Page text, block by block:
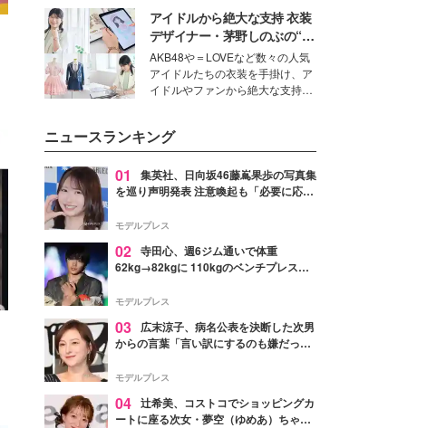
ニオン好き”という共通点を持つモ
デルの宮城舞と島村雄大の特別対
談をお届け！それぞれの視点か
ら、今作ならではの魅力や予想外
の感動をもたらす奥深いストーリ
ーについて熱く語り合ってもらっ
アイドルから絶大な支持 衣装
デザイナー・茅野しのぶの“可
愛い”を作る美学＜「シチズン
クロスシー」インタビュー＞
AKB48や＝LOVEなど数々の人気
アイドルたちの衣装を手掛け、ア
イドルやファンから絶大な支持を
ター・茅野しのぶ。一人ひとりの
個性に寄り添い、魅力を引き出す
衣装作りは、多くの女性たちに勇
気と自信を与え続けている。
ニュースランキング
01
集英社、日向坂46藤嶌果歩の写真集
を巡り声明発表 注意喚起も「必要に応じ
モデルプレス
02 寺田心、週6ジム通いで体重
62kg→82kgに 110kgのベンチプレス持
「かっこいい」と反響
モデルプレス
03
広末涼子、病名公表を決断した次男
からの言葉「言い訳にするのも嫌だっ
モデルプレス
04 辻希美、コストコでショッピングカ
ートに座る次女・夢空（ゆめあ）ちゃん